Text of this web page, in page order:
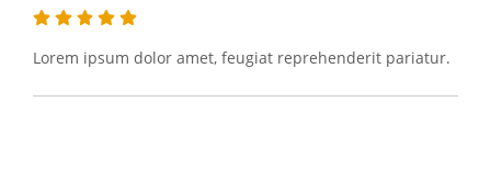
Lorem ipsum dolor amet, feugiat reprehenderit pariatur.